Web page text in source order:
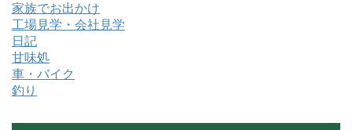
家族でお出かけ
工場見学・会社見学
日記
甘味処
車・バイク
釣り